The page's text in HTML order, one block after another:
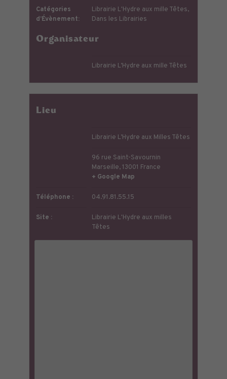
Catégories
d’Évènement:
Librairie L'Hydre aux mille Têtes,
Dans les Librairies
Organisateur
Librairie L’Hydre aux mille Têtes
Lieu
Librairie L’Hydre aux Milles Têtes
96 rue Saint-Savournin
Marseille,13001 France
+ Google Map
Téléphone : 04.91.81.55.15
Site :
Librairie L'Hydre aux milles
Têtes